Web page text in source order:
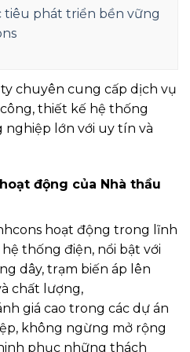
tiêu phát triển bền vững
chuyên cung cấp dịch vụ
thiết kế hệ thống
nghiệp lớn với uy tín và
động của Nhà thầu
hoạt động trong lĩnh
thống điện, nổi bật với
dây, trạm biến áp lên
chất lượng,
giá cao trong các dự án
không ngừng mở rộng
phục những thách